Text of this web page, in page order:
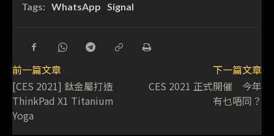
Tags: WhatsApp Signal
前一篇文章
[CES 2021] 鈦金屬打造
ThinkPad X1 Titanium
Yoga
下一篇文章
CES 2021 正式開催 今年
有乜唔同？